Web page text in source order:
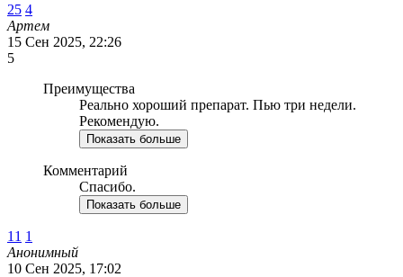
25 4
Артем
15 Сен 2025, 22:26
5
Преимущества
Реально хороший препарат. Пью три недели.
Рекомендую.
Показать больше
Комментарий
Спасибо.
Показать больше
11 1
Анонимный
10 Сен 2025, 17:02